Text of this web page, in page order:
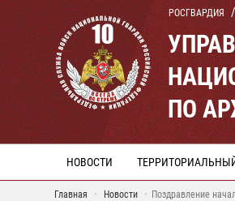
РОСГВАРДИЯ
ПО
НОВОСТИ
Главная Новости Поздравление